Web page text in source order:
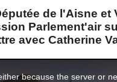
de l'Aisne et
Parlement'air
avec Catherine